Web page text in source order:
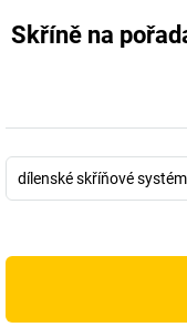
Skříně na
dílenské skříňové